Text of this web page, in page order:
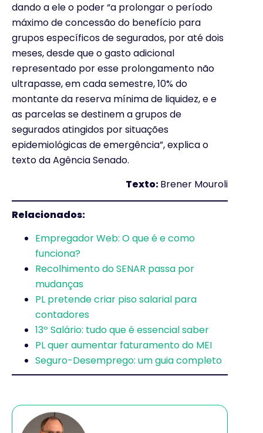
dando a ele o poder “a prolongar o período
máximo de concessão do benefício para
grupos específicos de segurados, por até dois
meses, desde que o gasto adicional
representado por esse prolongamento não
ultrapasse, em cada semestre, 10% do
montante da reserva mínima de liquidez, e e
as parcelas se destinem a grupos de
segurados atingidos por situações
epidemiológicas de emergência”, explica o
texto da Agência Senado.
Texto:Brener Mouroli
Relacionados:
Empregador Web: O que é e como
funciona?
Recolhimento do SENAR passa por
mudanças
PL pretende criar piso salarial para
contadores
13º Salário: tudo que é essencial saber
PL quer aumentar faturamento do MEI
Seguro-Desemprego: um guia completo